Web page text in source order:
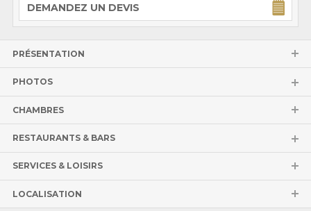
DEMANDEZ UN DEVIS
PRÉSENTATION
PHOTOS
CHAMBRES
RESTAURANTS & BARS
SERVICES & LOISIRS
LOCALISATION